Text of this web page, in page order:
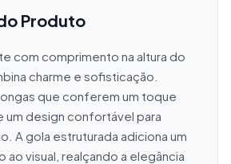
Produto
com comprimento na altura do
charme e sofisticação.
que conferem um toque
um design confortável para
A gola estruturada adiciona um
ao visual, realçando a elegância